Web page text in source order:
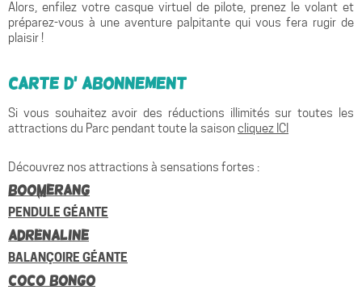
Alors, enfilez votre casque virtuel de pilote, prenez le volant et
préparez-vous à une aventure palpitante qui vous fera rugir de
plaisir !
Carte d’ Abonnement
Si vous souhaitez avoir des réductions illimités sur toutes les
attractions du Parc pendant toute la saison cliquez ICI
Découvrez nos attractions à sensations fortes :
Boomerang
PENDULE GÉANTE
Adrénaline
BALANÇOIRE GÉANTE
Coco Bongo